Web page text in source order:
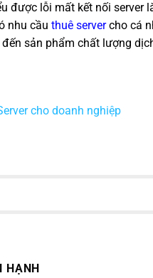
được lỗi mất kết nối server
nhu cầu thuê server cho cá
sản phẩm chất lượng
cho doanh nghiệp
HẠNH